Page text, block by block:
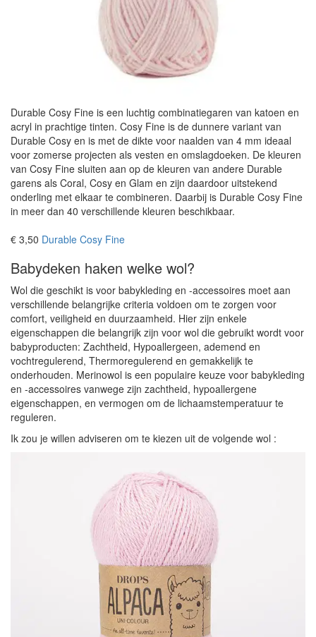
Durable Cosy Fine is een luchtig combinatiegaren van katoen en
acryl in prachtige tinten. Cosy Fine is de dunnere variant van
Durable Cosy en is met de dikte voor naalden van 4 mm ideaal
voor zomerse projecten als vesten en omslagdoeken. De kleuren
van Cosy Fine sluiten aan op de kleuren van andere Durable
garens als Coral, Cosy en Glam en zijn daardoor uitstekend
onderling met elkaar te combineren. Daarbij is Durable Cosy Fine
in meer dan 40 verschillende kleuren beschikbaar.
€ 3,50 Durable Cosy Fine
Babydeken haken welke wol?
Wol die geschikt is voor babykleding en -accessoires moet aan
verschillende belangrijke criteria voldoen om te zorgen voor
comfort, veiligheid en duurzaamheid. Hier zijn enkele
eigenschappen die belangrijk zijn voor wol die gebruikt wordt voor
babyproducten: Zachtheid, Hypoallergeen, ademend en
vochtregulerend, Thermoregulerend en gemakkelijk te
onderhouden. Merinowol is een populaire keuze voor babykleding
en -accessoires vanwege zijn zachtheid, hypoallergene
eigenschappen, en vermogen om de lichaamstemperatuur te
reguleren.
Ik zou je willen adviseren om te kiezen uit de volgende wol :